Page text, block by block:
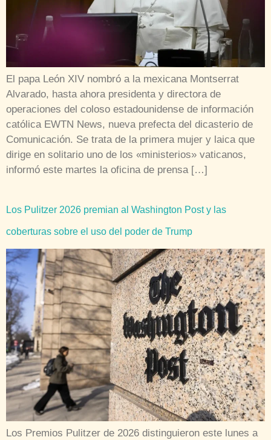
El papa León XIV nombró a la mexicana Montserrat
Alvarado, hasta ahora presidenta y directora de
operaciones del coloso estadounidense de información
católica EWTN News, nueva prefecta del dicasterio de
Comunicación. Se trata de la primera mujer y laica que
dirige en solitario uno de los «ministerios» vaticanos,
informó este martes la oficina de prensa […]
Los Pulitzer 2026 premian al Washington Post y las
coberturas sobre el uso del poder de Trump
Los Premios Pulitzer de 2026 distinguieron este lunes a